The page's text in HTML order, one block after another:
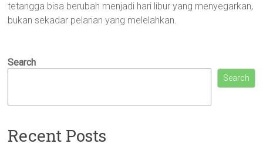
tetangga bisa berubah menjadi hari libur yang menyegarkan,
bukan sekadar pelarian yang melelahkan.
Search
Search
Recent Posts